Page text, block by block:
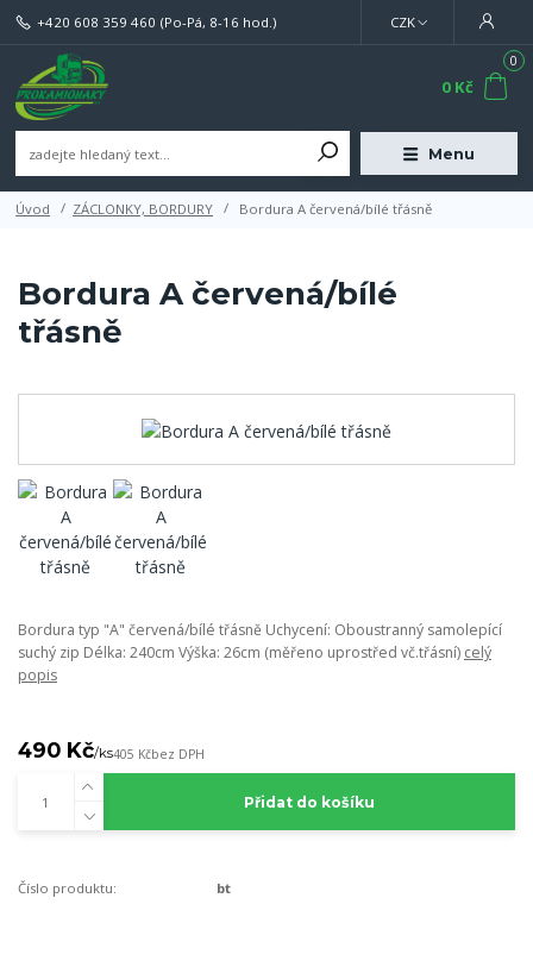
Menu
CZK
+420 608 359 460 (Po-Pá, 8-16 hod.)
0
0 Kč
Úvod ZÁCLONKY, BORDURY Bordura A červená/bílé třásně
Bordura A červená/bílé
třásně
Bordura typ "A" červená/bílé třásně Uchycení: Oboustranný samolepící
suchý zip Délka: 240cm Výška: 26cm (měřeno uprostřed vč.třásní) celý
popis
490 Kč/ks405 Kčbez DPH
Přidat do košíku
Číslo produktu: bt